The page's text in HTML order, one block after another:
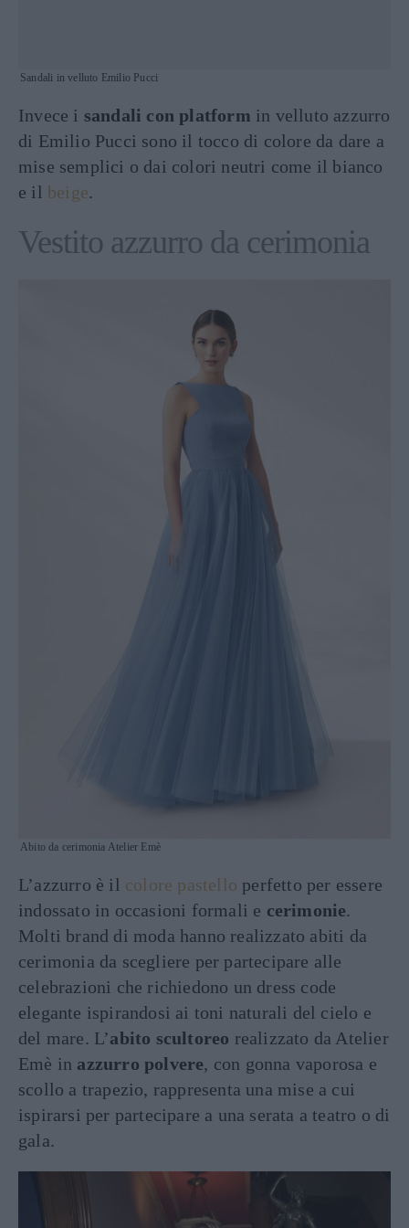
Sandali in velluto Emilio Pucci
Invece i sandali con platform in velluto azzurro
di Emilio Pucci sono il tocco di colore da dare a
mise semplici o dai colori neutri come il bianco
e il beige.
Vestito azzurro da cerimonia
Abito da cerimonia Atelier Emè
L’azzurro è il colore pastello perfetto per essere
indossato in occasioni formali e cerimonie.
Molti brand di moda hanno realizzato abiti da
cerimonia da scegliere per partecipare alle
celebrazioni che richiedono un dress code
elegante ispirandosi ai toni naturali del cielo e
del mare. L’abito scultoreo realizzato da Atelier
Emè in azzurro polvere, con gonna vaporosa e
scollo a trapezio, rappresenta una mise a cui
ispirarsi per partecipare a una serata a teatro o di
gala.